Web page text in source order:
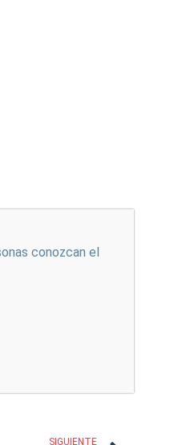
conozcan el
SIGUIENTE